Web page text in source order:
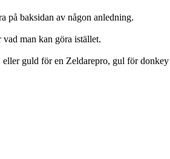
på baksidan av någon anledning.
man kan göra istället.
guld för en Zeldarepro, gul för